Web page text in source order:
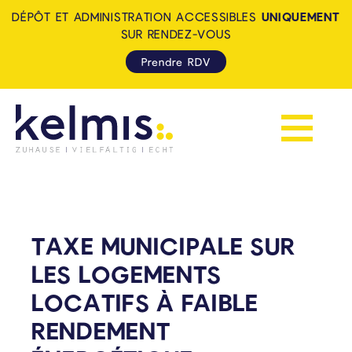
Afficher la
DÉPÔT ET ADMINISTRATION ACCESSIBLES UNIQUEMENT
SUR RENDEZ-VOUS
Prendre RDV
TAXE MUNICIPALE SUR
LES LOGEMENTS
LOCATIFS À FAIBLE
RENDEMENT